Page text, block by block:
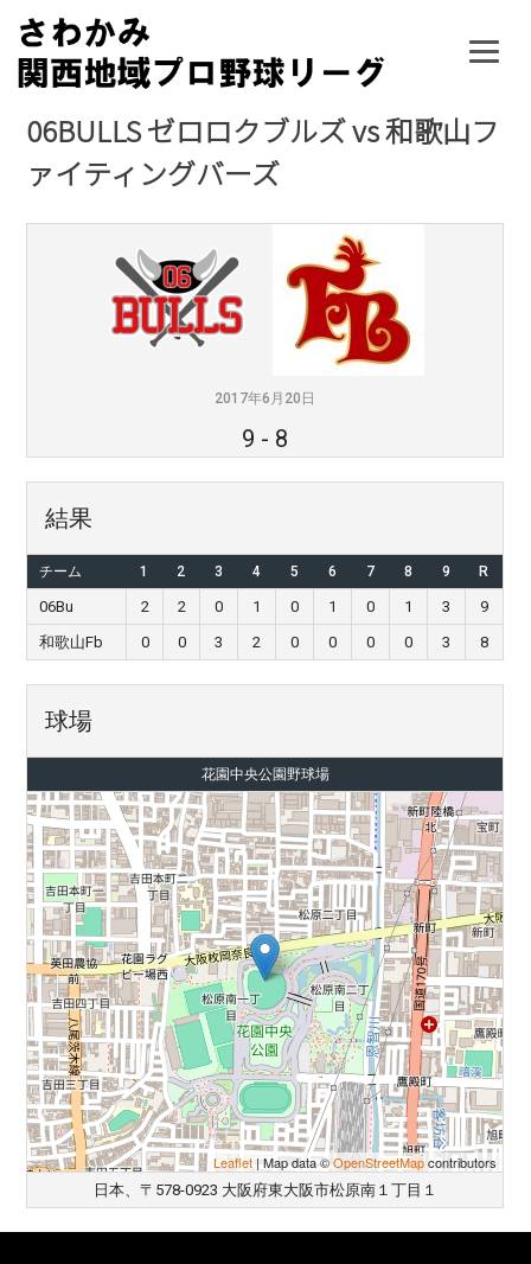
Skip
content
06BULLS ゼロロクブルズ vs 和歌山フ
ァイティングバーズ
2017年6月20日
9 - 8
結果
チーム 1 2 3 4 5 6 7 8 9 R
06Bu 2 2 0 1 0 1 0 1 3
9
和歌山Fb
0 0 3 2 0 0 0 0 3 8
球場
花園中央公園野球場
Leaflet| Map data ©OpenStreetMapcontributors
日本、〒578-0923 大阪府東大阪市松原南１丁目１